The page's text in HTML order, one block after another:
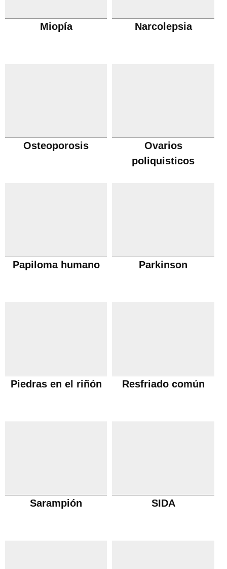
Miopía Narcolepsia
Osteoporosis
Ovarios
poliquisticos
Papiloma humano Parkinson
Piedras en el riñón Resfriado común
Sarampión SIDA